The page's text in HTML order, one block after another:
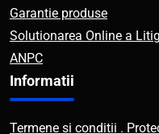
Garantie produse
Solutionarea Online a
ANPC
Informatii
Termene si conditii .